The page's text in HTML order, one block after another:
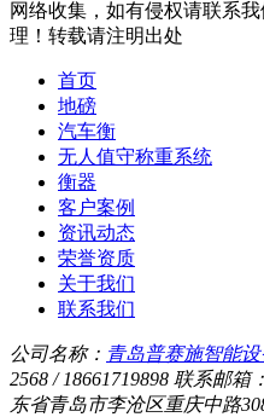
网络收集，如有侵权请联系
理！转载请注明出处
首页
地磅
汽车衡
无人值守称重系统
衡器
客户案例
资讯动态
荣誉资质
关于我们
联系我们
公司名称： 青岛普赛施智能
2568 / 18661719898 联系邮箱：
东省青岛市李沧区重庆中路